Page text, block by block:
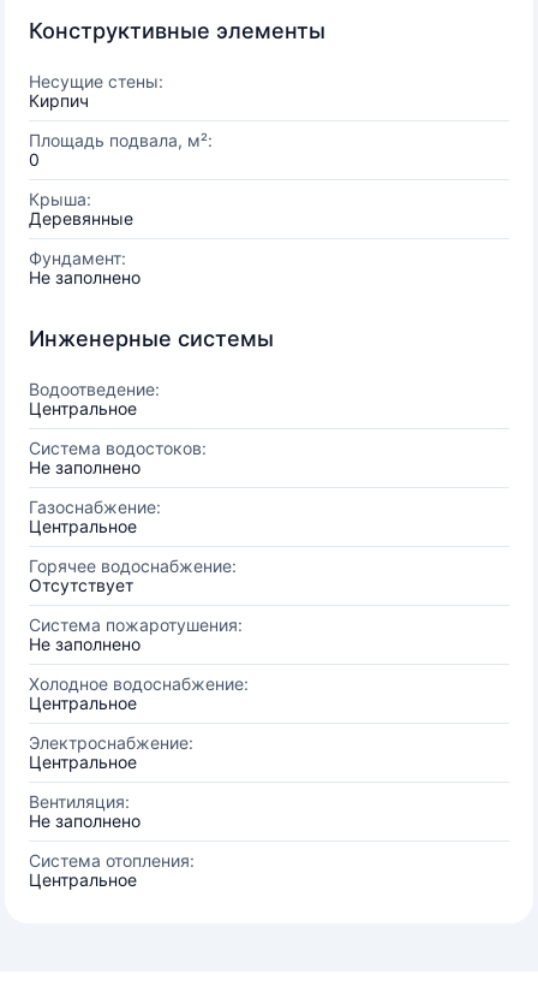
Конструктивные элементы
Несущие стены:
Кирпич
Площадь подвала, м²:
0
Крыша:
Деревянные
Фундамент:
Не заполнено
Инженерные системы
Водоотведение:
Центральное
Система водостоков:
Не заполнено
Газоснабжение:
Центральное
Горячее водоснабжение:
Отсутствует
Система пожаротушения:
Не заполнено
Холодное водоснабжение:
Центральное
Электроснабжение:
Центральное
Вентиляция:
Не заполнено
Система отопления:
Центральное